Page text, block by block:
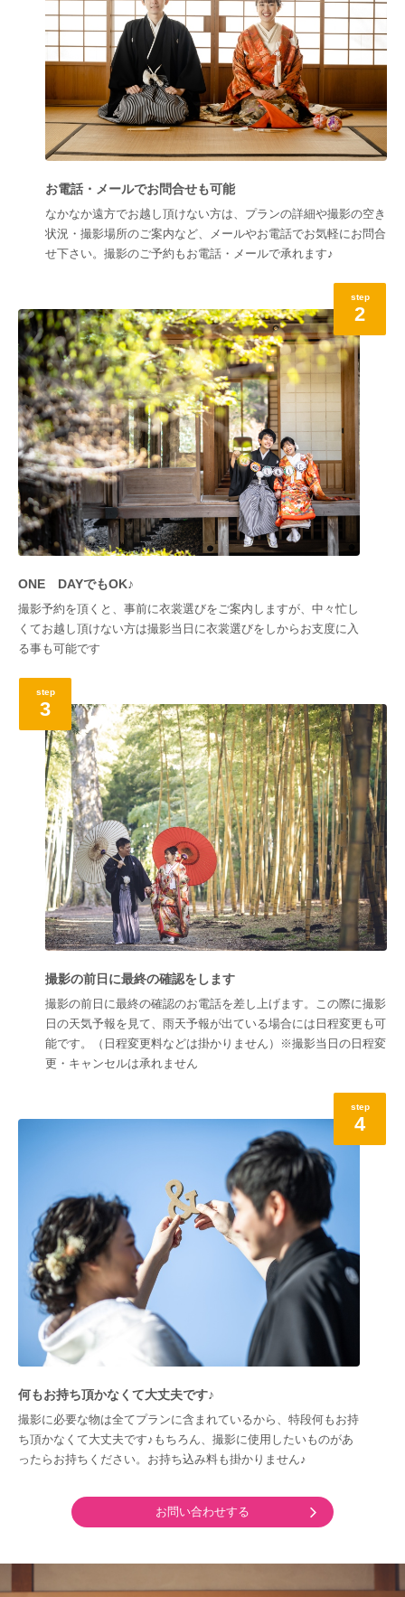
お電話・メールでお問合せも可能
なかなか遠方でお越し頂けない方は、プランの詳細や撮影の空き
状況・撮影場所のご案内など、メールやお電話でお気軽にお問合
せ下さい。撮影のご予約もお電話・メールで承れます♪
step
2
ONE DAYでもOK♪
撮影予約を頂くと、事前に衣裳選びをご案内しますが、中々忙し
くてお越し頂けない方は撮影当日に衣裳選びをしからお支度に入
る事も可能です
step
3
撮影の前日に最終の確認をします
撮影の前日に最終の確認のお電話を差し上げます。この際に撮影
日の天気予報を見て、雨天予報が出ている場合には日程変更も可
能です。（日程変更料などは掛かりません）※撮影当日の日程変
更・キャンセルは承れません
step
4
何もお持ち頂かなくて大丈夫です♪
撮影に必要な物は全てプランに含まれているから、特段何もお持
ち頂かなくて大丈夫です♪もちろん、撮影に使用したいものがあ
ったらお持ちください。お持ち込み料も掛かりません♪
お問い合わせする